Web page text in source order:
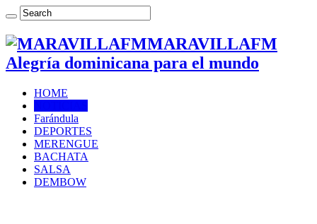
MARAVILLAFM
Alegría dominicana para el mundo
HOME
Farándula
DEPORTES
MERENGUE
BACHATA
SALSA
DEMBOW